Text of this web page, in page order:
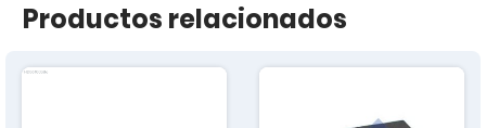
Productos relacionados